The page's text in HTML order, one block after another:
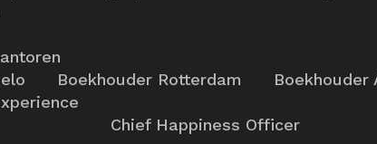
Boekhouder Rotterdam Boekhouder
Chief Happiness Officer